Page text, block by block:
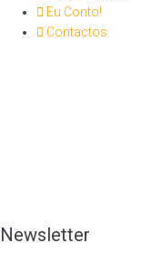
Eu Conto!
Contactos
Newsletter